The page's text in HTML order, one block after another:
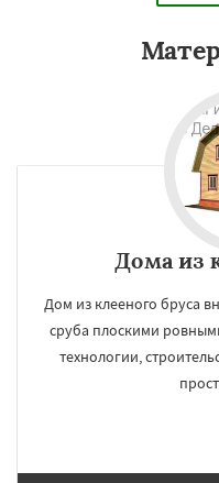
Дома из
Дом из клееного бруса
сруба плоскими
технологии,